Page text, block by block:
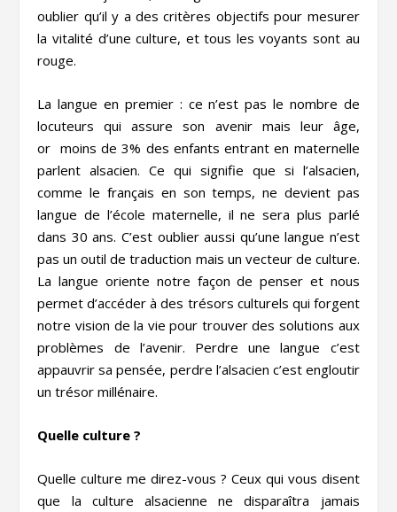
oublier qu’il y a des critères objectifs pour mesurer
la vitalité d’une culture, et tous les voyants sont au
rouge.
La langue en premier : ce n’est pas le nombre de
locuteurs qui assure son avenir mais leur âge,
or moins de 3% des enfants entrant en maternelle
parlent alsacien. Ce qui signifie que si l’alsacien,
comme le français en son temps, ne devient pas
langue de l’école maternelle, il ne sera plus parlé
dans 30 ans. C’est oublier aussi qu’une langue n’est
pas un outil de traduction mais un vecteur de culture.
La langue oriente notre façon de penser et nous
permet d’accéder à des trésors culturels qui forgent
notre vision de la vie pour trouver des solutions aux
problèmes de l’avenir. Perdre une langue c’est
appauvrir sa pensée, perdre l’alsacien c’est engloutir
un trésor millénaire.
Quelle culture ?
Quelle culture me direz-vous ? Ceux qui vous disent
que la culture alsacienne ne disparaîtra jamais